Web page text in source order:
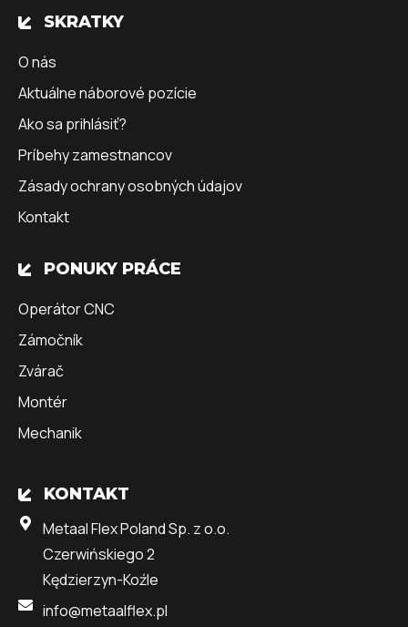
SKRATKY
O nás
Aktuálne náborové pozície
Ako sa prihlásiť?
Príbehy zamestnancov
Zásady ochrany osobných údajov
Kontakt
PONUKY PRÁCE
Operátor CNC
Zámočník
Zvárač
Montér
Mechanik
KONTAKT
Metaal Flex Poland Sp. z o.o.
Czerwińskiego 2
Kędzierzyn-Koźle
info@metaalflex.pl